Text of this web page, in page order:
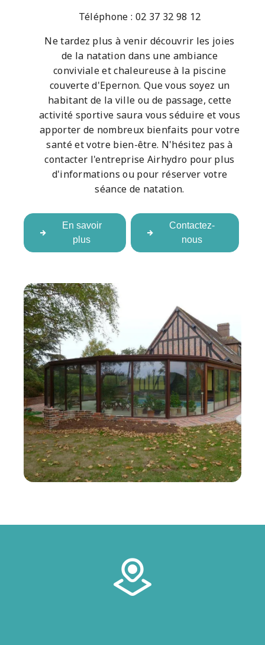
Téléphone : 02 37 32 98 12
Ne tardez plus à venir découvrir les joies
de la natation dans une ambiance
conviviale et chaleureuse à la piscine
couverte d'Epernon. Que vous soyez un
habitant de la ville ou de passage, cette
activité sportive saura vous séduire et vous
apporter de nombreux bienfaits pour votre
santé et votre bien-être. N'hésitez pas à
contacter l'entreprise Airhydro pour plus
d'informations ou pour réserver votre
séance de natation.
En savoir
plus
Contactez-
nous